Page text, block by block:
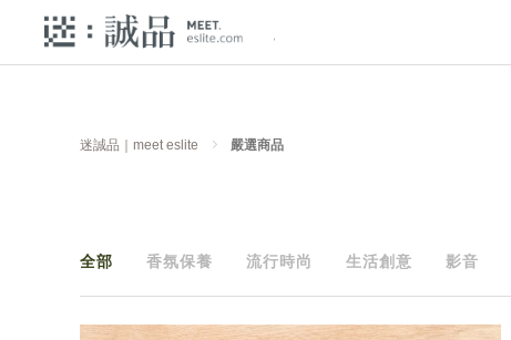
迷誠品｜meet eslite 嚴選商品
全部 香氛保養 流行時尚 生活創意 影音